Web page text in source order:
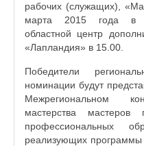
рабочих (служащих),
марта 2015 года в
областной центр
«Лапландия» в 15.00.
Победители
номинации будут
Межрегиональном
мастерства мастеров
профессиональных
реализующих программы